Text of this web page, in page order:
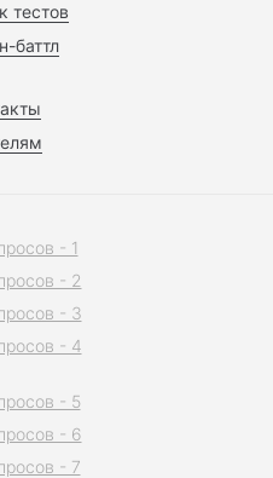
тестов
баттл
- 1
- 2
- 3
- 4
- 5
- 6
- 7